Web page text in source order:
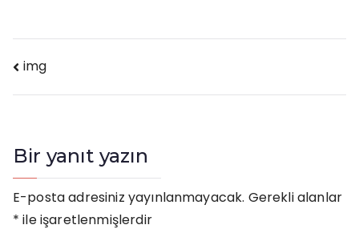
Yazı
gezinmesi
img
Bir yanıt yazın
E-posta adresiniz yayınlanmayacak. Gerekli alanlar
* ile işaretlenmişlerdir